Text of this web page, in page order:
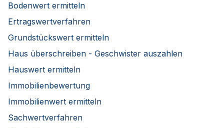
Bodenwert ermitteln
Ertragswertverfahren
Grundstückswert ermitteln
Haus überschreiben - Geschwister auszahlen
Hauswert ermitteln
Immobilienbewertung
Immobilienwert ermitteln
Sachwertverfahren